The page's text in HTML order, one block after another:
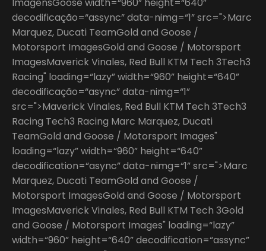
decodificação=“assync” data-nimg=“1” src=">Marc
Marquez, Ducati TeamGold and Goose /
Motorsport ImagesGold and Goose / Motorsport
ImagesMaverick Vinales, Red Bull KTM Tech 3Tech3
Racing" loading=“lazy” width=“960” height=“640”
decodificação=“async” data-nimg=“1”
src=">Maverick Vinales, Red Bull KTM Tech 3Tech3
Racing Tech3 Racing Marc Marquez, Ducati
TeamGold and Goose / Motorsport Images"
loading=“lazy” width=“960” height=“640”
decodification=“async” data-nimg=“1” src=">Marc
Marquez, Ducati TeamGold and Goose /
Motorsport ImagesGold and Goose / Motorsport
ImagesMaverick Vinales, Red Bull KTM Tech 3Gold
and Goose / Motorsport Images" loading=“lazy”
width=“960” height=“640” decodification=“assync”